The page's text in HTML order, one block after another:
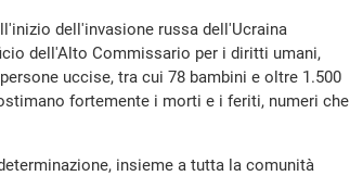
dell'invasione russa dell'Ucraina
dell'Alto Commissario per i diritti umani,
uccise, tra cui 78 bambini e oltre 1.500
fortemente i morti e i feriti, numeri che
insieme a tutta la comunità